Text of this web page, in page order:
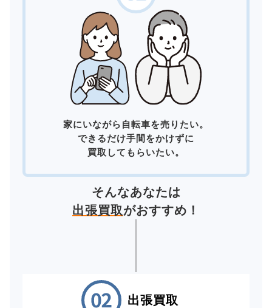
家にいながら自転車を売りたい。
できるだけ手間をかけずに
買取してもらいたい。
そんなあなたは
出張買取がおすすめ！
出張買取